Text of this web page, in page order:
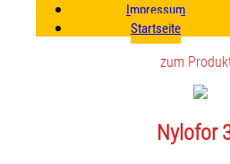
Impressum
Startseite
Rondofor 3DL hat eine
Maschenweite von
zum
Nylofor